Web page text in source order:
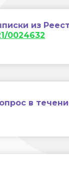
из
0024632
в